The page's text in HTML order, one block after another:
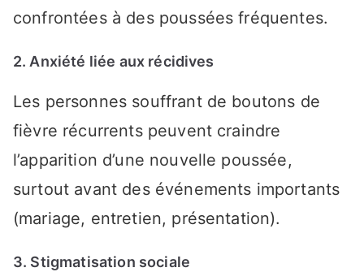
confrontées à des poussées fréquentes.
2. Anxiété liée aux récidives
Les personnes souffrant de boutons de
fièvre récurrents peuvent craindre
l’apparition d’une nouvelle poussée,
surtout avant des événements importants
(mariage, entretien, présentation).
3. Stigmatisation sociale